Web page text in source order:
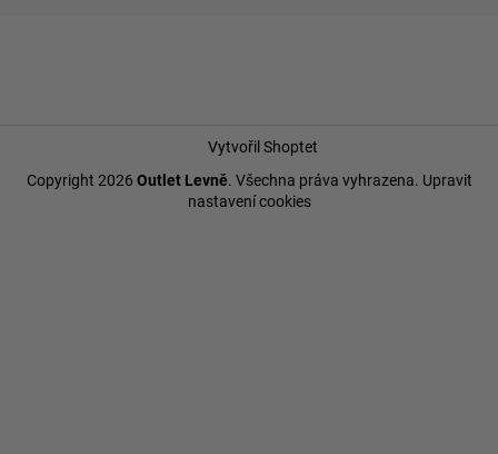
Vytvořil Shoptet
Copyright 2026 Outlet Levně. Všechna práva vyhrazena. Upravit
nastavení cookies